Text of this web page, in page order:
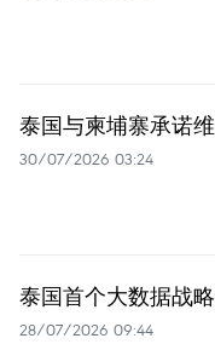
泰国与柬埔寨承诺
30/07/2026 03:24
泰国首个大数据战
28/07/2026 09:44